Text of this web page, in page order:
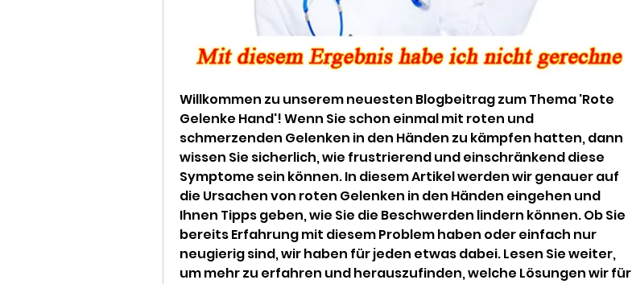
Willkommen zu unserem neuesten Blogbeitrag zum Thema 'Rote
Gelenke Hand'! Wenn Sie schon einmal mit roten und
schmerzenden Gelenken in den Händen zu kämpfen hatten, dann
wissen Sie sicherlich, wie frustrierend und einschränkend diese
Symptome sein können. In diesem Artikel werden wir genauer auf
die Ursachen von roten Gelenken in den Händen eingehen und
Ihnen Tipps geben, wie Sie die Beschwerden lindern können. Ob Sie
bereits Erfahrung mit diesem Problem haben oder einfach nur
neugierig sind, wir haben für jeden etwas dabei. Lesen Sie weiter,
um mehr zu erfahren und herauszufinden, welche Lösungen wir für